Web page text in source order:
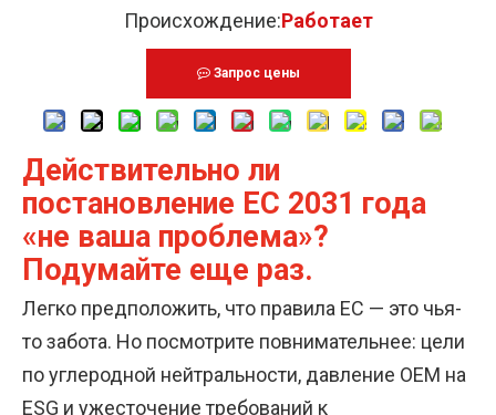
Происхождение:Работает
Запрос цены
Действительно ли
постановление ЕС 2031 года
«не ваша проблема»?
Подумайте еще раз.
Легко предположить, что правила ЕС — это чья-
то забота. Но посмотрите повнимательнее: цели
по углеродной нейтральности, давление OEM на
ESG и ужесточение требований к